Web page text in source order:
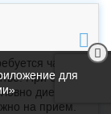
чаще
При болях
диета
на прием.
для